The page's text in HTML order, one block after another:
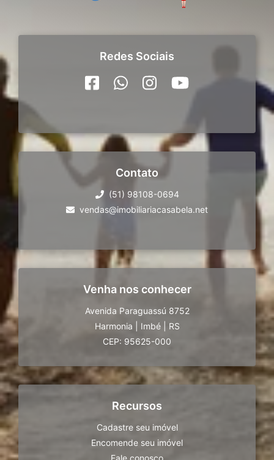
Redes Sociais
Contato
(51) 98108-0694
vendas@imobiliariacasabela.net
Venha nos conhecer
Avenida Paraguassú 8752
Harmonia
Imbé
RS
CEP: 95625-000
Recursos
Cadastre seu imóvel
Encomende seu imóvel